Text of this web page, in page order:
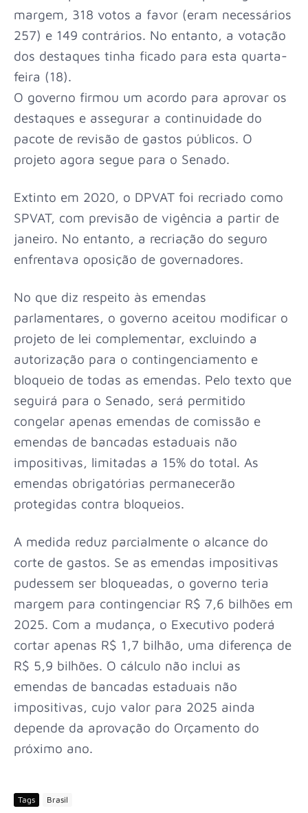
margem, 318 votos a favor (eram necessários
257) e 149 contrários. No entanto, a votação
dos destaques tinha ficado para esta quarta-
feira (18).
O governo firmou um acordo para aprovar os
destaques e assegurar a continuidade do
pacote de revisão de gastos públicos. O
projeto agora segue para o Senado.
Extinto em 2020, o DPVAT foi recriado como
SPVAT, com previsão de vigência a partir de
janeiro. No entanto, a recriação do seguro
enfrentava oposição de governadores.
No que diz respeito às emendas
parlamentares, o governo aceitou modificar o
projeto de lei complementar, excluindo a
autorização para o contingenciamento e
bloqueio de todas as emendas. Pelo texto que
seguirá para o Senado, será permitido
congelar apenas emendas de comissão e
emendas de bancadas estaduais não
impositivas, limitadas a 15% do total. As
emendas obrigatórias permanecerão
protegidas contra bloqueios.
A medida reduz parcialmente o alcance do
corte de gastos. Se as emendas impositivas
pudessem ser bloqueadas, o governo teria
margem para contingenciar R$ 7,6 bilhões em
2025. Com a mudança, o Executivo poderá
cortar apenas R$ 1,7 bilhão, uma diferença de
R$ 5,9 bilhões. O cálculo não inclui as
emendas de bancadas estaduais não
impositivas, cujo valor para 2025 ainda
depende da aprovação do Orçamento do
próximo ano.
Tags Brasil